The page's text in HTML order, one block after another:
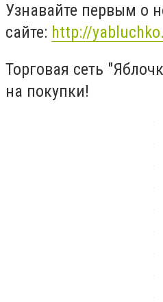
Узнавайте первым о
сайте: http://
Торговая сеть
на покупки!